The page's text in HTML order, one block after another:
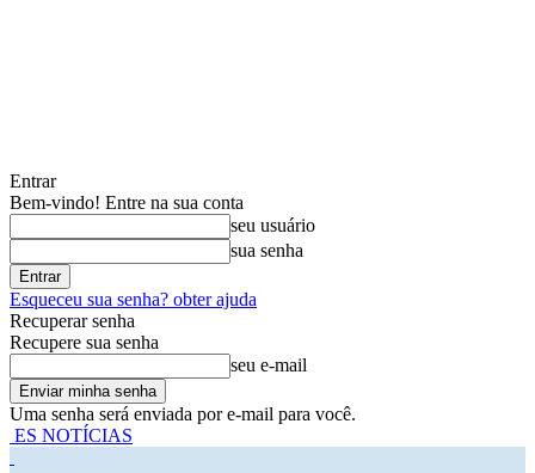
Entrar
Bem-vindo! Entre na sua conta
seu usuário
sua senha
Esqueceu sua senha? obter ajuda
Recuperar senha
Recupere sua senha
seu e-mail
Uma senha será enviada por e-mail para você.
ES NOTÍCIAS